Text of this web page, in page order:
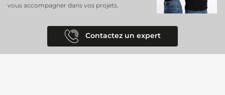
vous accompagner dans vos projets.
Contactez un expert